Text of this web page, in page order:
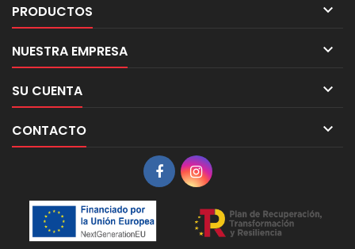
PRODUCTOS 
NUESTRA EMPRESA 
SU CUENTA 
CONTACTO 